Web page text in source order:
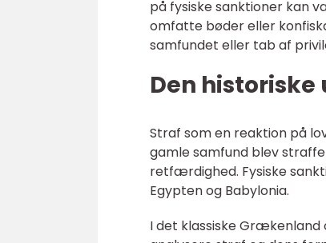
på fysiske sanktioner kan
omfatte bøder eller
samfundet eller tab af
Den
Straf som en reaktion på
gamle samfund blev
retfærdighed. Fysiske
Egypten og Babylonia.
I det klassiske Grækenland